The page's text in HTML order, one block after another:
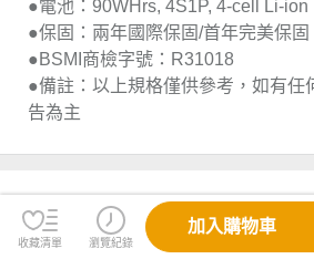
●電池：90WHrs, 4S1P, 4-cell Li-ion
●保固：兩年國際保固/首年完美保固
●BSMI商檢字號：R31018
●備註：以上規格僅供參考，如有任
告為主
配送與退換貨需知
收藏清單 瀏覽紀錄
加入購物車